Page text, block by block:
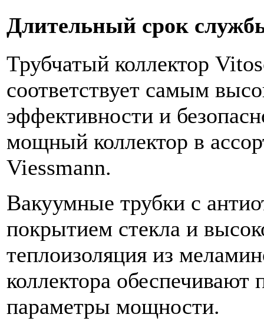
Длительный срок
Трубчатый коллектор
соответствует самым
эффективности и
мощный коллектор в
Viessmann.
Вакуумные трубки с
покрытием стекла и
теплоизоляция из
коллектора обеспечивают
параметры мощности.